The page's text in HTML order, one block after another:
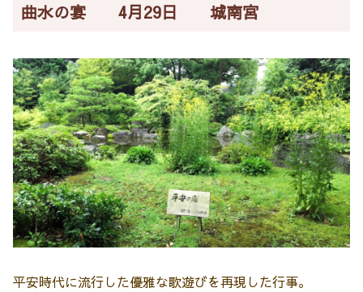
曲水の宴 4月29日 城南宮
平安時代に流行した優雅な歌遊びを再現した行事。